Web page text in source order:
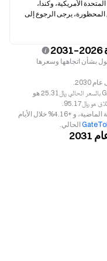
المحظورة، يرجى الرجوع إلى
بشأن اتجاهها وسعرها
العائد المحتمل على الاستثمار عند شراء GateToken بالسعر الحالي ﷼‎25.31 هو
تحرك GateToken بنسبة +0.59% خلال الـ 24 ساعة الماضية، و +4.16% خلال الأيام
الحالي.